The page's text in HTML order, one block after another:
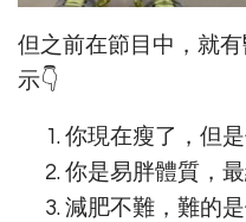
但之前在節目中，就
示👇
你現在瘦了，但
你是易胖體質，
減肥不難，難的